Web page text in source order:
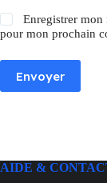
Enregistrer
pour mon prochain
Envoyer
AIDE &